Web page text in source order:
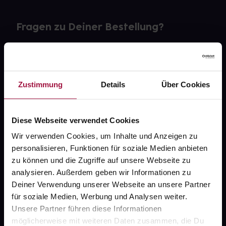
Zustimmung Details Über Cookies
Diese Webseite verwendet Cookies
Wir verwenden Cookies, um Inhalte und Anzeigen zu
personalisieren, Funktionen für soziale Medien anbieten
zu können und die Zugriffe auf unsere Webseite zu
analysieren. Außerdem geben wir Informationen zu
Deiner Verwendung unserer Webseite an unsere Partner
für soziale Medien, Werbung und Analysen weiter.
Unsere Partner führen diese Informationen
möglicherweise mit weiteren Daten zusammen, die Du
Fragen zu Deiner Bestellung?
gesund.de
Über uns
Karriere
Newsletter